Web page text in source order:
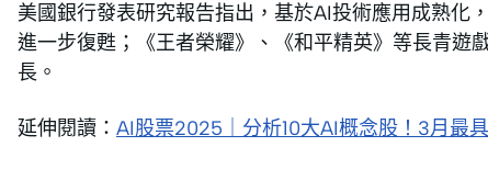
美國銀行發表研究報告指出，基於AI投術應用成熟化
進一步復甦；《王者榮耀》、《和平精英》等長青遊
長。
延伸閱讀： AI股票2025｜分析10大AI概念股！3月最